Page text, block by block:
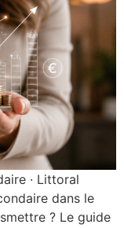
· Littoral
dans le
? Le guide